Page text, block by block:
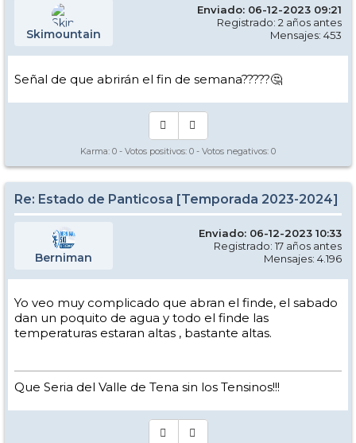
Skimountain
Enviado: 06-12-2023 09:21
Registrado: 2 años antes
Mensajes: 453
Señal de que abrirán el fin de semana?????🤔
Karma: 0 - Votos positivos: 0 - Votos negativos: 0
Re: Estado de Panticosa [Temporada 2023-2024]
Berniman
Enviado: 06-12-2023 10:33
Registrado: 17 años antes
Mensajes: 4.196
Yo veo muy complicado que abran el finde, el sabado
dan un poquito de agua y todo el finde las
temperaturas estaran altas , bastante altas.
Que Seria del Valle de Tena sin los Tensinos!!!